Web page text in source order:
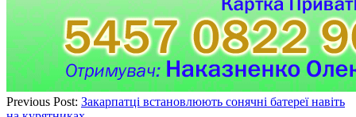
Previous Post: Закарпатці встановлюють сонячні батереї навіть